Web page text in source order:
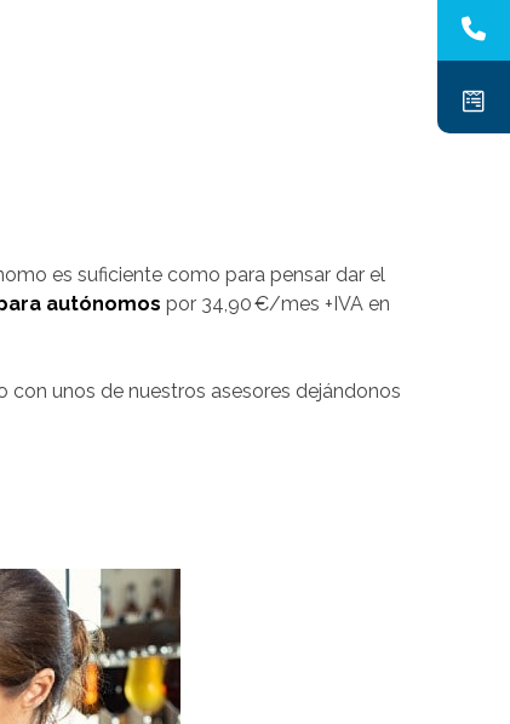
es suficiente como para pensar dar el
autónomos por 34,90 €/mes +IVA en
unos de nuestros asesores dejándonos